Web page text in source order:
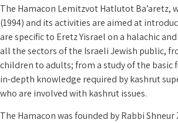
The Hamacon Lemitzvot Hatlutot Ba’aretz,
(1994) and its activities are aimed at
are specific to Eretz Yisrael on a halachic
all the sectors of the Israeli Jewish public,
children to adults; from a study of the basic
in-depth knowledge required by kashrut
who are involved with kashrut issues.
The Hamacon was founded by Rabbi Shneur